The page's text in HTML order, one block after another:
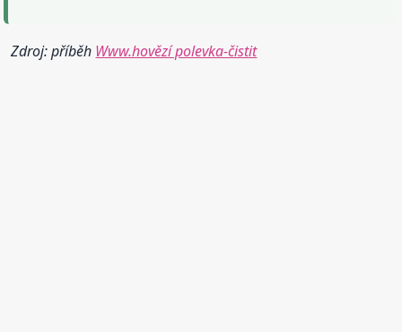
Zdroj: příběh Www.hovězí polevka-čistit